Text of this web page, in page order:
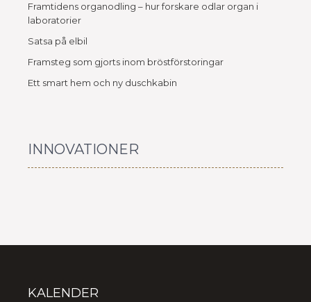
Framtidens organodling – hur forskare odlar organ i
laboratorier
Satsa på elbil
Framsteg som gjorts inom bröstförstoringar
Ett smart hem och ny duschkabin
INNOVATIONER
KALENDER